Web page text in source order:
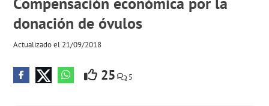
donación de óvulos
Actualizado el 21/09/2018
25 5